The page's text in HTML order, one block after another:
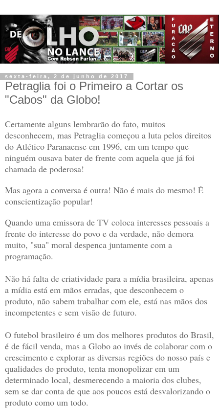
sexta-feira, 2 de junho de 2017
Petraglia foi o Primeiro a Cortar os
"Cabos" da Globo!
Certamente alguns lembrarão do fato, muitos
desconhecem, mas Petraglia começou a luta pelos direitos
do Atlético Paranaense em 1996, em um tempo que
ninguém ousava bater de frente com aquela que já foi
chamada de poderosa!
Mas agora a conversa é outra! Não é mais do mesmo! É
conscientização popular!
Quando uma emissora de TV coloca interesses pessoais a
frente do interesse do povo e da verdade, não demora
muito, "sua" moral despenca juntamente com a
programação.
Não há falta de criatividade para a mídia brasileira, apenas
a mídia está em mãos erradas, que desconhecem o
produto, não sabem trabalhar com ele, está nas mãos dos
incompetentes e sem visão de futuro.
O futebol brasileiro é um dos melhores produtos do Brasil,
é de fácil venda, mas a Globo ao invés de colaborar com o
crescimento e explorar as diversas regiões do nosso país e
qualidades do produto, tenta monopolizar em um
determinado local, desmerecendo a maioria dos clubes,
sem se dar conta de que aos poucos está desvalorizando o
produto como um todo.